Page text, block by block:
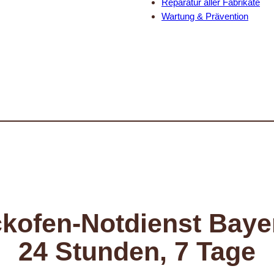
Wartung & Prävention
Notdienst
24 Stunden, 7 Tage